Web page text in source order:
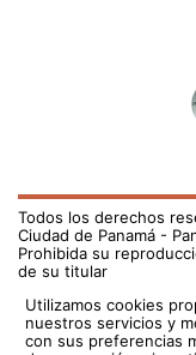
Todos los derechos
Ciudad de Panamá -
Prohibida su
de su titular
Utilizamos cookies
nuestros servicios y
con sus preferencias